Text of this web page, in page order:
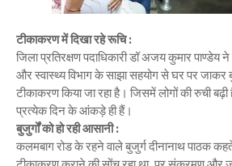
टीकाकरण में दिखा रहे रूचि :
जिला प्रतिरक्षण पदाधिकारी डॉ अजय कुमार पाण्डेय
और स्वास्थ्य विभाग के साझा सहयोग से घर पर जाकर
टीकाकरण किया जा रहा है। जिसमें लोगों की रुची
प्रत्येक दिन के आंकड़े ही हैं।
बुजुर्गों को हो रही आसानी :
कलमबाग रोड के रहने वाले बुजुर्ग दीनानाथ पाठक